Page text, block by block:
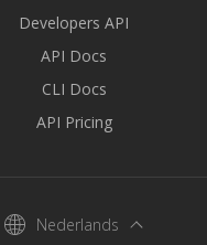
Developers API
API Docs
CLI Docs
API Pricing
Nederlands